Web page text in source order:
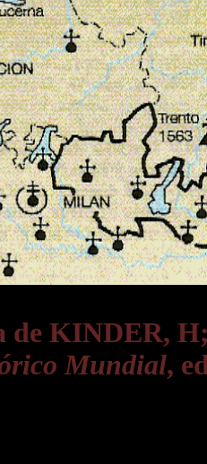
de KINDER,
Mundial,